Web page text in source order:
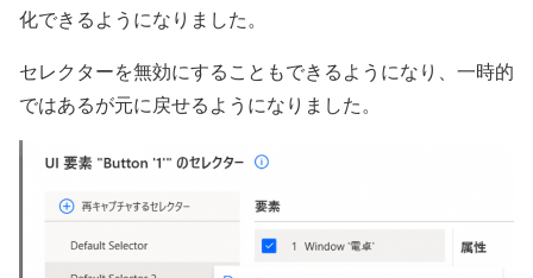
化できるようになりました。
セレクターを無効にすることもできるようになり、一時的
ではあるが元に戻せるようになりました。